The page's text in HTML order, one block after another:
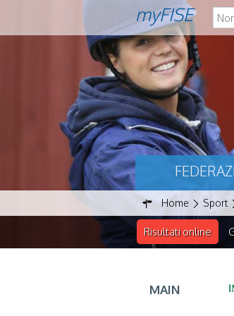
myFISE
Home Sport
Risultati online
MAIN